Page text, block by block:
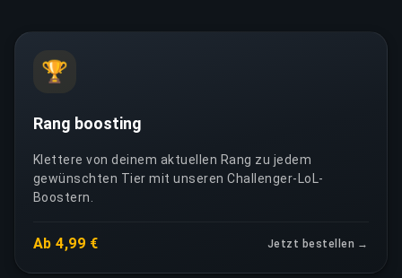
🏆
Rang boosting
Klettere von deinem aktuellen Rang zu jedem
gewünschten Tier mit unseren Challenger-LoL-
Boostern.
Ab 4,99 € Jetzt bestellen →